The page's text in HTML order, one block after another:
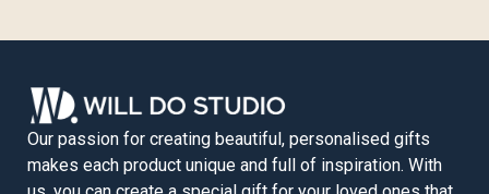
Our passion for creating beautiful, personalised gifts
makes each product unique and full of inspiration. With